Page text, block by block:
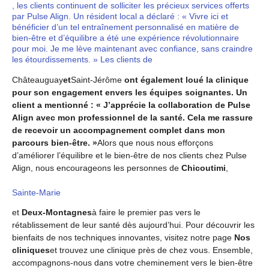
, les clients continuent de solliciter les précieux services offerts
par Pulse Align. Un résident local a déclaré : « Vivre ici et
bénéficier d’un tel entraînement personnalisé en matière de
bien-être et d’équilibre a été une expérience révolutionnaire
pour moi. Je me lève maintenant avec confiance, sans craindre
les étourdissements. » Les clients de
ChâteauguayetSaint-Jérôme ont également loué la clinique
pour son engagement envers les équipes soignantes. Un
client a mentionné : « J’apprécie la collaboration de Pulse
Align avec mon professionnel de la santé. Cela me rassure
de recevoir un accompagnement complet dans mon
parcours bien-être. »Alors que nous nous efforçons
d’améliorer l’équilibre et le bien-être de nos clients chez Pulse
Align, nous encourageons les personnes de Chicoutimi
Sainte-Marie
et Deux-Montagnesà faire le premier pas vers le
rétablissement de leur santé dès aujourd’hui. Pour découvrir les
bienfaits de nos techniques innovantes, visitez notre page Nos
cliniqueset trouvez une clinique près de chez vous. Ensemble,
accompagnons-nous dans votre cheminement vers le bien-être